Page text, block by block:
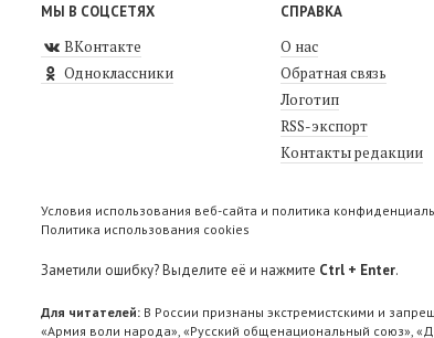
МЫ В СОЦСЕТЯХ
ВКонтакте
Одноклассники
СПРАВКА
О нас
Обратная связь
Логотип
RSS-экспорт
Контакты редакции
Условия использования веб-сайта и политика
Политика использования cookies
Заметили ошибку? Выделите её и нажмите Ctrl + Enter.
Для читателей: В России признаны экстремистскими и
«Армия воли народа», «Русский общенациональный союз»,